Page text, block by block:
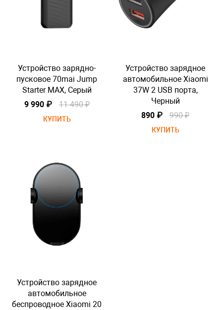
Устройство зарядно-
пусковое 70mai Jump
Starter MAX, Серый
9 990 ₽
11 490 ₽
КУПИТЬ
Устройство зарядное
автомобильное Xiaomi
37W 2 USB порта,
Черный
890 ₽
990 ₽
КУПИТЬ
Устройство зарядное
автомобильное
беспроводное Xiaomi 20